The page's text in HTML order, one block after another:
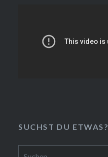
SUCHST DU ETWAS?